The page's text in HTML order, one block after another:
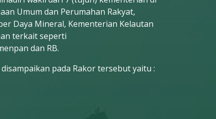
Umum dan Perumahan Rakyat,
Daya Mineral, Kementerian Kelautan
terkait seperti
dan RB.
pada Rakor tersebut yaitu :